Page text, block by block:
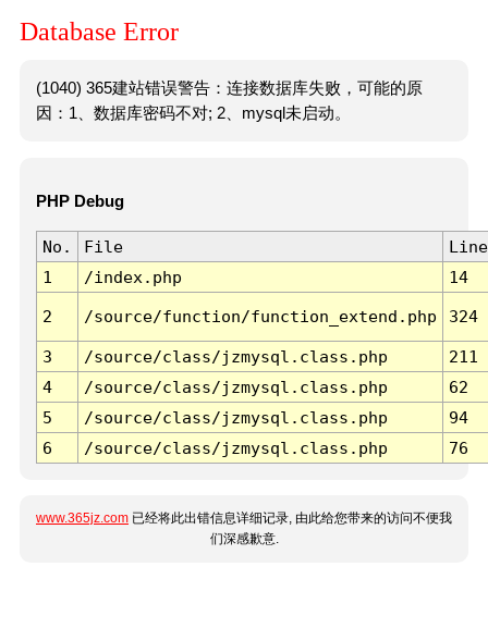
Database Error
(1040) 365建站错误警告：连接数据库失败，可能的原
因：1、数据库密码不对; 2、mysql未启动。
PHP Debug
No. File
Line
1
/index.php 14
2 /source/function/function_extend.php 324
3 /source/class/jzmysql.class.php
211
4
/source/class/jzmysql.class.php
62
5
/source/class/jzmysql.class.php
94
6
/source/class/jzmysql.class.php 76
www.365jz.com 已经将此出错信息详细记录, 由此给您带来的访问不便我
们深感歉意.